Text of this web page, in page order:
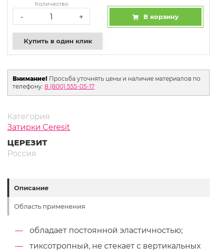
Количество
- + В корзину
Купить в один клик
Внимание! Просьба уточнять цены и наличие материалов по
телефону: 8 (800) 555-05-17
Категория
Затирки Ceresit
ЦЕРЕЗИТ
Россия
Описание
Область применения
обладает постоянной эластичностью;
тиксотропный, не стекает с вертикальных